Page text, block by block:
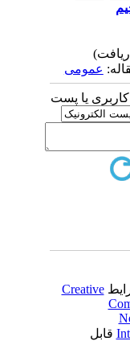
عمومى
یا پست
Creative
قابل